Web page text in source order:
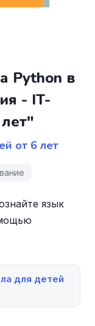
Python в
- IT-
от 6 лет
язык
для детей